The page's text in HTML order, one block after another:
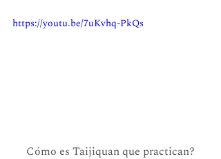
https://youtu.be/7uKvhq-PkQs
Cómo es Taijiquan que practican?